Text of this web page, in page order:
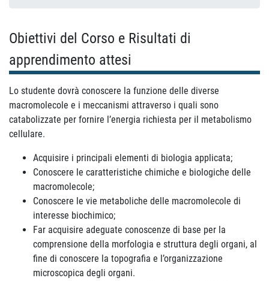
Obiettivi del Corso e Risultati di
apprendimento attesi
Lo studente dovrà conoscere la funzione delle diverse
macromolecole e i meccanismi attraverso i quali sono
catabolizzate per fornire l’energia richiesta per il metabolismo
cellulare.
Acquisire i principali elementi di biologia applicata;
Conoscere le caratteristiche chimiche e biologiche delle
macromolecole;
Conoscere le vie metaboliche delle macromolecole di
interesse biochimico;
Far acquisire adeguate conoscenze di base per la
comprensione della morfologia e struttura degli organi, al
fine di conoscere la topografia e l’organizzazione
microscopica degli organi.